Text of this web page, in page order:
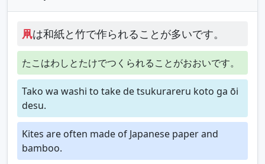
凧は和紙と竹で作られることが多いです。
たこはわしとたけでつくられることがおおいです。
Tako wa washi to take de tsukurareru koto ga ōi
desu.
Kites are often made of Japanese paper and
bamboo.